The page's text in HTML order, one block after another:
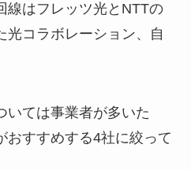
線はフレッツ光とNTTの
光コラボレーション、自
いては事業者が多いた
おすすめする4社に絞って